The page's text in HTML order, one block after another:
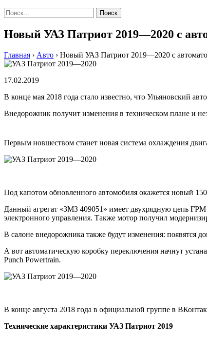
Найти:
Новый УАЗ Патриот 2019—2020 с
Главная › Авто › Новый УАЗ Патриот 2019—2020 с
17.02.2019
В конце мая 2018 года стало известно, что Ульяновский
Внедорожник получит изменения в техническом плане и
Первым новшеством станет новая система охлаждения
Под капотом обновленного автомобиля окажется новый
Данный агрегат «ЗМЗ 409051» имеет двухрядную цепь
электронного управления. Также мотор получил
В салоне внедорожника также будут изменения: появятся
А вот автоматическую коробку переключения начнут
Punch Powertrain.
В конце августа 2018 года в официальной группе в
Технические характеристики УАЗ Патриот 2019